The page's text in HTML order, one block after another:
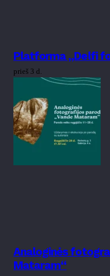
Platforma „Delfi
prieš 3 d.
Analoginės
Mataram“